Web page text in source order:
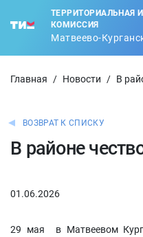
ТЕРРИТОРИАЛЬНАЯ
КОМИССИЯ
Матвеево-
Главная / Новости / В
ВОЗВРАТ К СПИСКУ
В районе
01.06.2026
29 мая в Матвеевом